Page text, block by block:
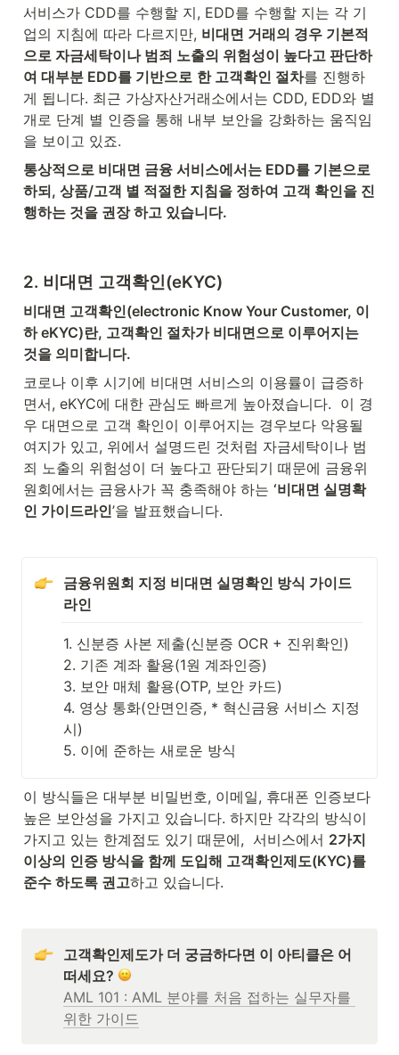
서비스가 CDD를 수행할 지, EDD를 수행할 지는 각 기
업의 지침에 따라 다르지만, 비대면 거래의 경우 기본적
으로 자금세탁이나 범죄 노출의 위험성이 높다고 판단하
여 대부분 EDD를 기반으로 한 고객확인 절차를 진행하
게 됩니다. 최근 가상자산거래소에서는 CDD, EDD와 별
개로 단계 별 인증을 통해 내부 보안을 강화하는 움직임
을 보이고 있죠.
통상적으로 비대면 금융 서비스에서는 EDD를 기본으로
하되, 상품/고객 별 적절한 지침을 정하여 고객 확인을 진
행하는 것을 권장 하고 있습니다.
2. 비대면 고객확인(eKYC)
비대면 고객확인(electronic Know Your Customer, 이
하 eKYC)란, 고객확인 절차가 비대면으로 이루어지는
것을 의미합니다.
코로나 이후 시기에 비대면 서비스의 이용률이 급증하
면서, eKYC에 대한 관심도 빠르게 높아졌습니다.  이 경
우 대면으로 고객 확인이 이루어지는 경우보다 악용될
여지가 있고, 위에서 설명드린 것처럼 자금세탁이나 범
죄 노출의 위험성이 더 높다고 판단되기 때문에 금융위
원회에서는 금융사가 꼭 충족해야 하는 ‘비대면 실명확
인 가이드라인’을 발표했습니다.
금융위원회 지정 비대면 실명확인 방식 가이드
라인
1. 신분증 사본 제출(신분증 OCR + 진위확인)
2. 기존 계좌 활용(1원 계좌인증)
3. 보안 매체 활용(OTP, 보안 카드)
4. 영상 통화(안면인증, * 혁신금융 서비스 지정
시)
5. 이에 준하는 새로운 방식
이 방식들은 대부분 비밀번호, 이메일, 휴대폰 인증보다
높은 보안성을 가지고 있습니다. 하지만 각각의 방식이
가지고 있는 한계점도 있기 때문에,  서비스에서 2가지
이상의 인증 방식을 함께 도입해 고객확인제도(KYC)를
준수 하도록 권고하고 있습니다.
고객확인제도가 더 궁금하다면 이 아티클은 어
떠세요?
AML 101 : AML 분야를 처음 접하는 실무자를
위한 가이드